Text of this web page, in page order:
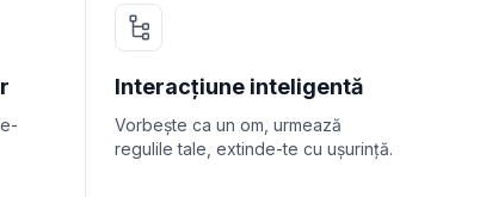
Interacțiune inteligentă
Vorbește ca un om, urmează
regulile tale, extinde-te cu ușurință.